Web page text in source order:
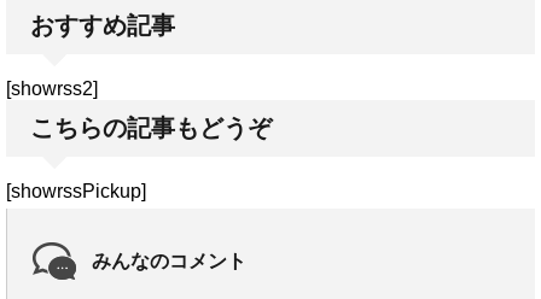
おすすめ記事
[showrss2]
こちらの記事もどうぞ
[showrssPickup]
みんなのコメント